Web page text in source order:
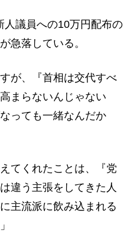
議員への10万円配布の
急落している。
が、『首相は交代すべ
まらないんじゃない
っても一緒なんだか
てくれたことは、『党
違う主張をしてきた人
主流派に飲み込まれる